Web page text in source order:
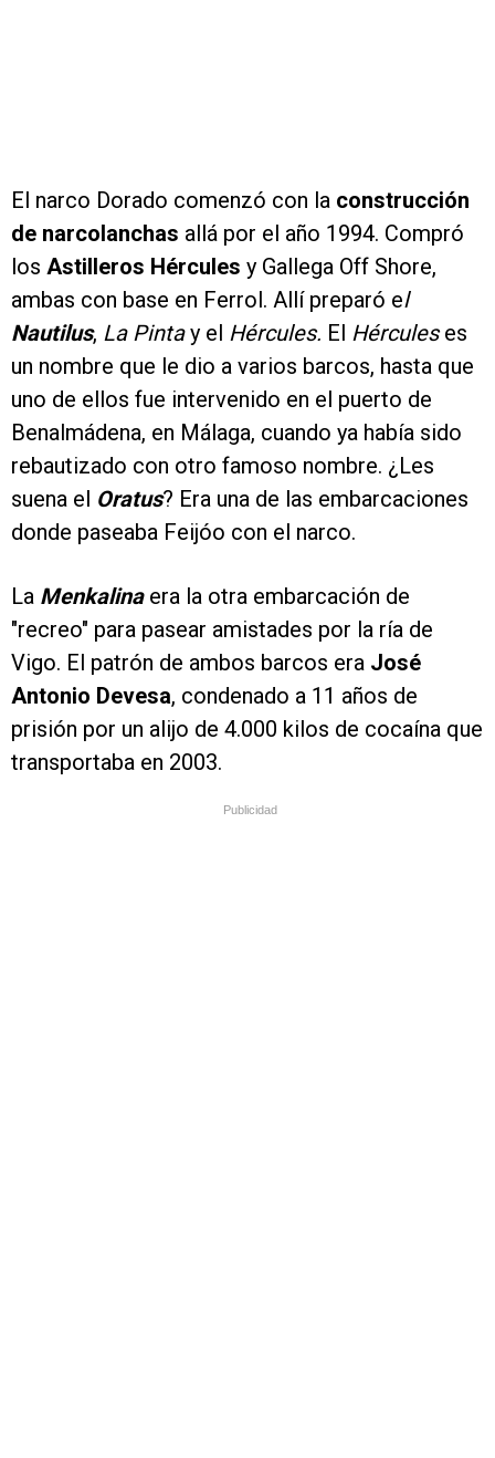
El narco Dorado comenzó con la construcción
de narcolanchas allá por el año 1994. Compró
los Astilleros Hércules y Gallega Off Shore,
ambas con base en Ferrol. Allí preparó el
Nautilus, La Pintay el Hércules. El Hérculeses
un nombre que le dio a varios barcos, hasta que
uno de ellos fue intervenido en el puerto de
Benalmádena, en Málaga, cuando ya había sido
rebautizado con otro famoso nombre. ¿Les
suena el Oratus? Era una de las embarcaciones
donde paseaba Feijóo con el narco.
La Menkalinaera la otra embarcación de
"recreo" para pasear amistades por la ría de
Vigo. El patrón de ambos barcos era José
Antonio Devesa, condenado a 11 años de
prisión por un alijo de 4.000 kilos de cocaína que
transportaba en 2003.
Publicidad